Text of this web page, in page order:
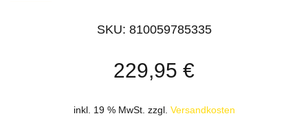
SKU: 810059785335
229,95 €
inkl. 19 % MwSt. zzgl. Versandkosten